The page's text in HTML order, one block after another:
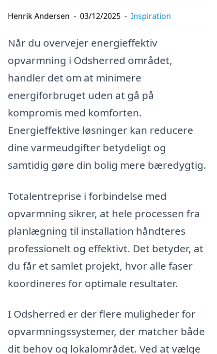
Henrik Andersen - 03/12/2025 - Inspiration
Når du overvejer energieffektiv
opvarmning i Odsherred området,
handler det om at minimere
energiforbruget uden at gå på
kompromis med komforten.
Energieffektive løsninger kan reducere
dine varmeudgifter betydeligt og
samtidig gøre din bolig mere bæredygtig.
Totalentreprise i forbindelse med
opvarmning sikrer, at hele processen fra
planlægning til installation håndteres
professionelt og effektivt. Det betyder, at
du får et samlet projekt, hvor alle faser
koordineres for optimale resultater.
I Odsherred er der flere muligheder for
opvarmningssystemer, der matcher både
dit behov og lokalområdet. Ved at vælge